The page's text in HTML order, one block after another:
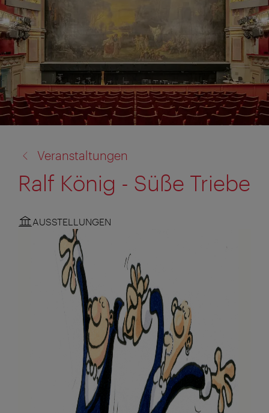
zu:
Veranstaltungen
Ralf König - Süße Triebe
AUSSTELLUNGEN